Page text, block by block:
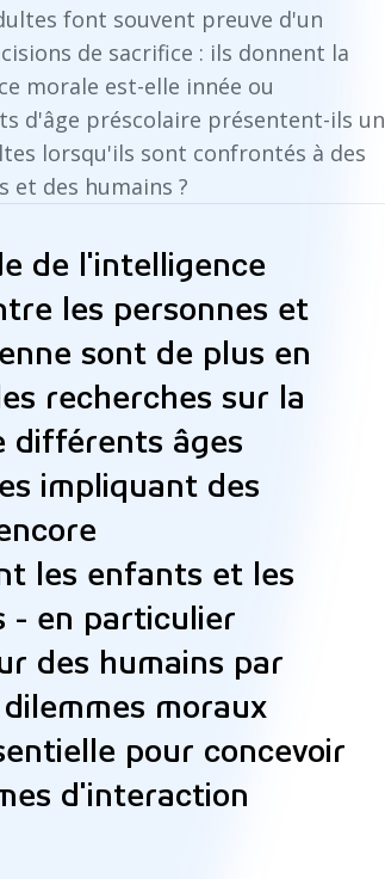
font souvent preuve d'un
de sacrifice : ils donnent la
morale est-elle innée ou
d'âge préscolaire présentent-ils un
lorsqu'ils sont confrontés à des
et des humains ?
de l'intelligence
les personnes et
sont de plus en
recherches sur la
différents âges
impliquant des
les enfants et les
- en particulier
des humains par
moraux
pour concevoir
d'interaction